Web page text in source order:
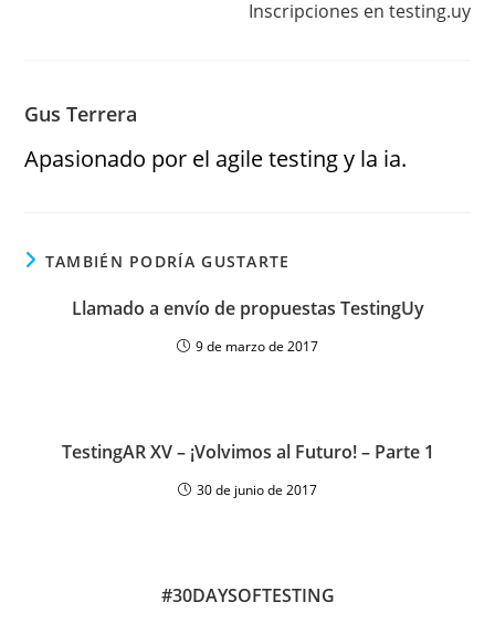
Inscripciones en testing.uy
Gus Terrera
Apasionado por el agile testing y la ia.
TAMBIÉN PODRÍA GUSTARTE
Llamado a envío de propuestas TestingUy
9 de marzo de 2017
TestingAR XV – ¡Volvimos al Futuro! – Parte 1
30 de junio de 2017
#30DAYSOFTESTING